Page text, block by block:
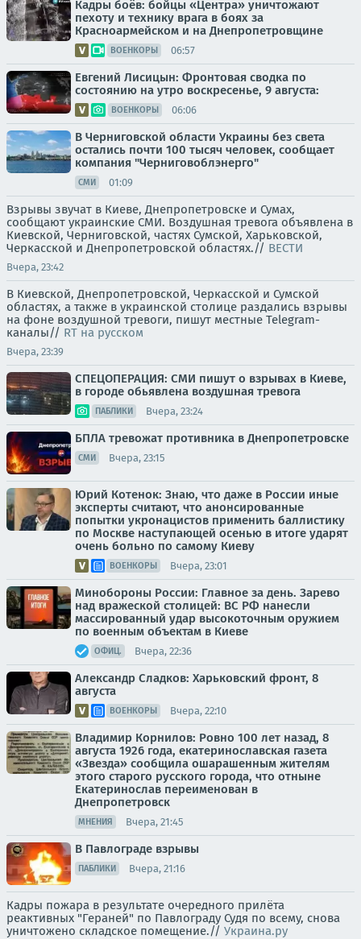
Кадры боёв: бойцы «Центра» уничтожают
пехоту и технику врага в боях за
Красноармейском и на Днепропетровщине
ВОЕНКОРЫ 06:57
Евгений Лисицын: Фронтовая сводка по
состоянию на утро воскресенье, 9 августа:
ВОЕНКОРЫ 06:06
В Черниговской области Украины без света
остались почти 100 тысяч человек, сообщает
компания "Черниговоблэнерго"
СМИ 01:09
Взрывы звучат в Киеве, Днепропетровске и Сумах,
сообщают украинские СМИ. Воздушная тревога объявлена в
Киевской, Черниговской, частях Сумской, Харьковской,
Черкасской и Днепропетровской областях.// ВЕСТИ
Вчера, 23:42
В Киевской, Днепропетровской, Черкасской и Сумской
областях, а также в украинской столице раздались взрывы
на фоне воздушной тревоги, пишут местные Telegram-
каналы// RT на русском
Вчера, 23:39
СПЕЦОПЕРАЦИЯ: СМИ пишут о взрывах в Киеве,
в городе обьявлена воздушная тревога
ПАБЛИКИ Вчера, 23:24
БПЛА тревожат противника в Днепропетровске
СМИ Вчера, 23:15
Юрий Котенок: Знаю, что даже в России иные
эксперты считают, что анонсированные
попытки укронацистов применить баллистику
по Москве наступающей осенью в итоге ударят
очень больно по самому Киеву
ВОЕНКОРЫ Вчера, 23:01
Минобороны России: Главное за день. Зарево
над вражеской столицей: ВС РФ нанесли
массированный удар высокоточным оружием
по военным объектам в Киеве
ОФИЦ. Вчера, 22:36
Александр Сладков: Харьковский фронт, 8
августа
ВОЕНКОРЫ Вчера, 22:10
Владимир Корнилов: Ровно 100 лет назад, 8
августа 1926 года, екатеринославская газета
«Звезда» сообщила ошарашенным жителям
этого старого русского города, что отныне
Екатеринослав переименован в
Днепропетровск
МНЕНИЯ Вчера, 21:45
В Павлограде взрывы
ПАБЛИКИ Вчера, 21:16
Кадры пожара в результате очередного прилёта
реактивных "Гераней" по Павлограду Судя по всему, снова
уничтожено складское помещение.// Украина.ру